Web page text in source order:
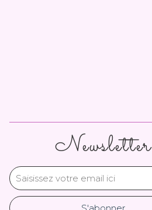
Newsletter